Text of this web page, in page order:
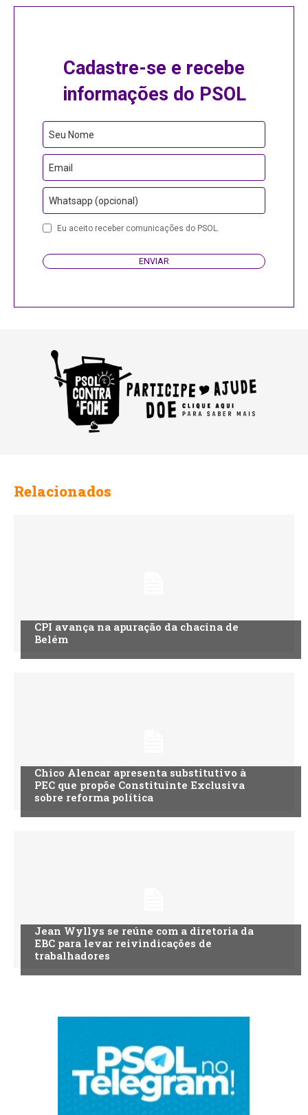
Cadastre-se e recebe
informações do PSOL
Seu Nome
Email
Whatsapp (opcional)
Eu aceito receber comunicações do PSOL.
ENVIAR
Relacionados
CPI avança na apuração da chacina de
Belém
Chico Alencar apresenta substitutivo à
PEC que propõe Constituinte Exclusiva
sobre reforma política
Jean Wyllys se reúne com a diretoria da
EBC para levar reivindicações de
trabalhadores